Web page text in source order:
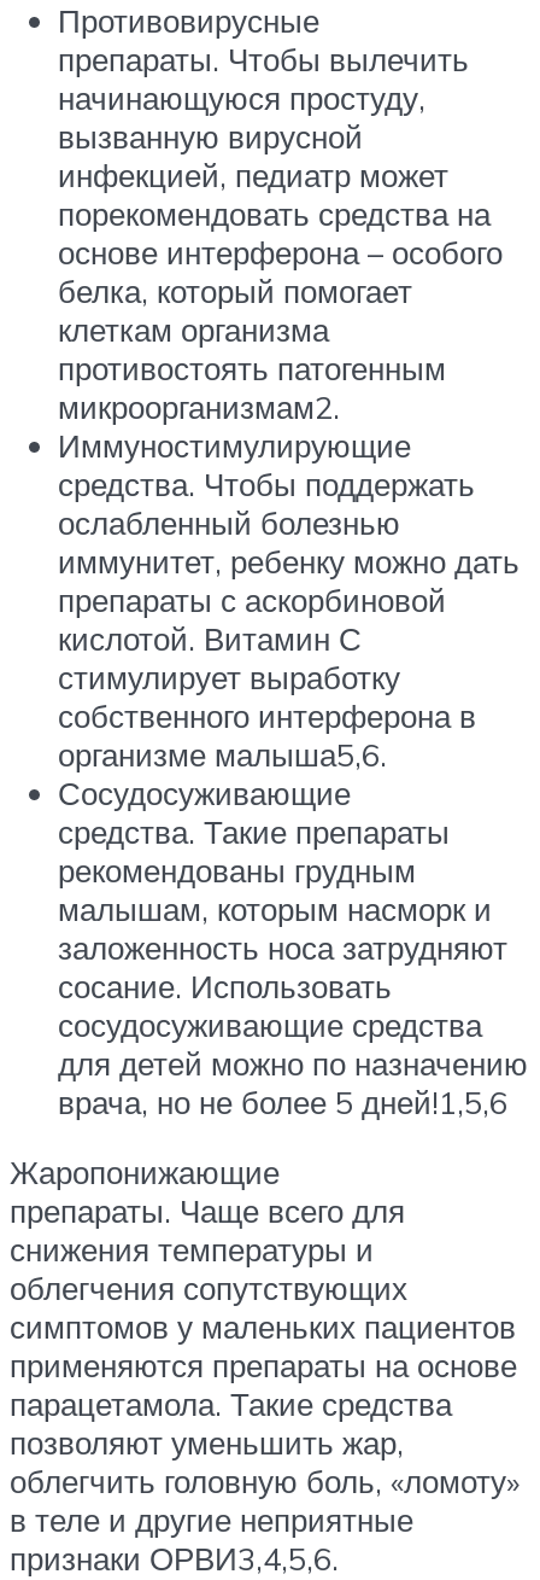
Противовирусные
препараты. Чтобы вылечить
начинающуюся простуду,
вызванную вирусной
инфекцией, педиатр может
порекомендовать средства на
основе интерферона – особого
белка, который помогает
клеткам организма
противостоять патогенным
микроорганизмам2.
Иммуностимулирующие
средства. Чтобы поддержать
ослабленный болезнью
иммунитет, ребенку можно дать
препараты с аскорбиновой
кислотой. Витамин С
стимулирует выработку
собственного интерферона в
организме малыша5,6.
Сосудосуживающие
средства. Такие препараты
рекомендованы грудным
малышам, которым насморк и
заложенность носа затрудняют
сосание. Использовать
сосудосуживающие средства
для детей можно по назначению
врача, но не более 5 дней!1,5,6
Жаропонижающие
препараты. Чаще всего для
снижения температуры и
облегчения сопутствующих
симптомов у маленьких пациентов
применяются препараты на основе
парацетамола. Такие средства
позволяют уменьшить жар,
облегчить головную боль, «ломоту»
в теле и другие неприятные
признаки ОРВИ3,4,5,6.